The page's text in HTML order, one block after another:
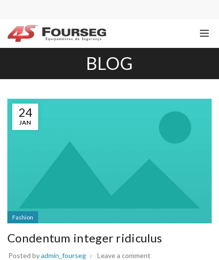
BLOG
24
JAN
Fashion
Condentum integer ridiculus
Posted byadmin_fourseg Leave a comment